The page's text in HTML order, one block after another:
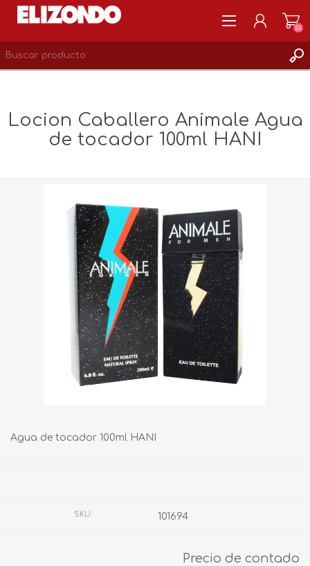
LISTA DE DESEOS
(0)
Locion Caballero Animale Agua
de tocador 100ml HANI
Agua de tocador 100ml HANI
SKU: 101694
Precio de contado